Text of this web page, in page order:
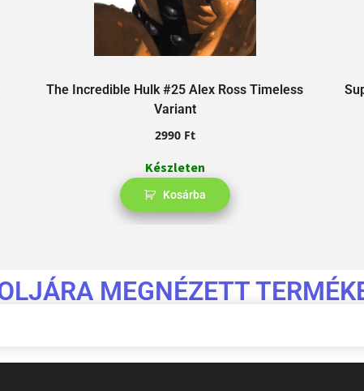
The Incredible Hulk #25 Alex Ross Timeless
Variant
2990 Ft
Készleten
Kosárba
MEGNÉZETT